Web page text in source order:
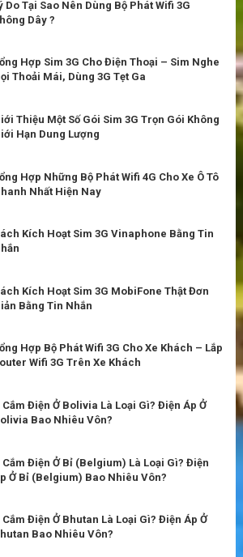
Do Tại Sao Nên Dùng Bộ Phát Wifi 3G
Dây ?
Hợp Sim 3G Cho Điện Thoại – Sim Nghe
Thoải Mái, Dùng 3G Tẹt Ga
Thiệu Một Số Gói Sim 3G Trọn Gói Không
Hạn Dung Lượng
Hợp Những Bộ Phát Wifi 4G Cho Xe Ô Tô
Nhất Hiện Nay
Kích Hoạt Sim 3G Vinaphone Bằng Tin
Kích Hoạt Sim 3G MobiFone Thật Đơn
Bằng Tin Nhắn
Hợp Bộ Phát Wifi 3G Cho Xe Khách – Lắp
Wifi 3G Trên Xe Khách
Cắm Điện Ở Bolivia Là Loại Gì? Điện Áp Ở
Bao Nhiêu Vôn?
Cắm Điện Ở Bỉ (Belgium) Là Loại Gì? Điện
Ở Bỉ (Belgium) Bao Nhiêu Vôn?
Cắm Điện Ở Bhutan Là Loại Gì? Điện Áp Ở
Bao Nhiêu Vôn?